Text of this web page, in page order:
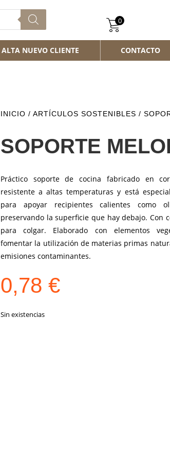
0
ALTA NUEVO CLIENTE CONTACTO
INICIO / ARTÍCULOS SOSTENIBLES /
SOPORTE
Práctico soporte de cocina fabricado en
resistente a altas temperaturas y está
para apoyar recipientes calientes como
preservando la superficie que hay debajo. Con
para colgar. Elaborado con elementos
fomentar la utilización de materias primas
emisiones contaminantes.
0,78 €
Sin existencias